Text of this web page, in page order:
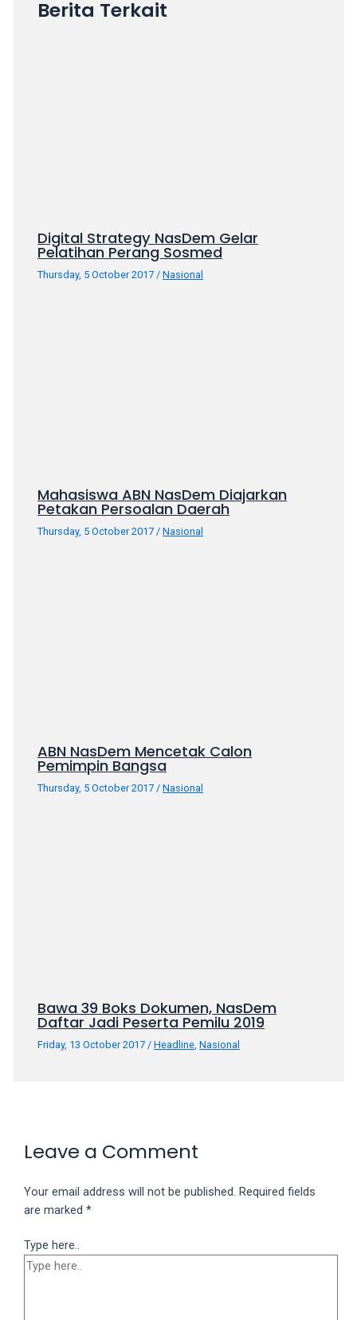
Berita Terkait
Digital Strategy NasDem Gelar
Pelatihan Perang Sosmed
Thursday, 5 October 2017 /Nasional
Mahasiswa ABN NasDem Diajarkan
Petakan Persoalan Daerah
Thursday, 5 October 2017 /Nasional
ABN NasDem Mencetak Calon
Pemimpin Bangsa
Thursday, 5 October 2017 /Nasional
Bawa 39 Boks Dokumen, NasDem
Daftar Jadi Peserta Pemilu 2019
Friday, 13 October 2017 /Headline ,Nasional
Leave a Comment
Your email address will not be published. Required fields
are marked*
Type here..